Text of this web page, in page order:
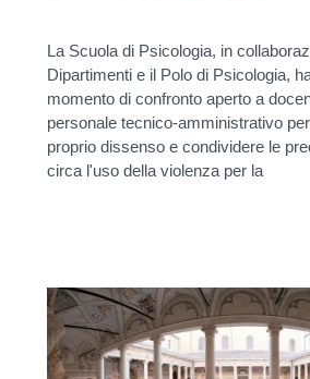
La Scuola di Psicologia, in
Dipartimenti e il Polo di Psicologia,
momento di confronto aperto a
personale tecnico-amministrativo
proprio dissenso e condividere le
circa l'uso della violenza per la